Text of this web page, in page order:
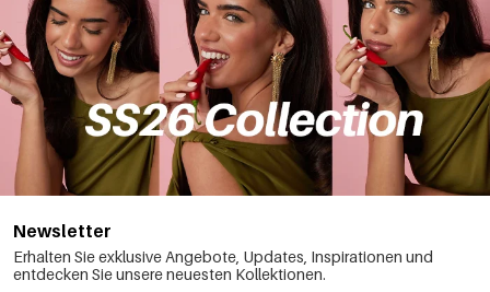
Newsletter
Erhalten Sie exklusive Angebote, Updates, Inspirationen und
entdecken Sie unsere neuesten Kollektionen.